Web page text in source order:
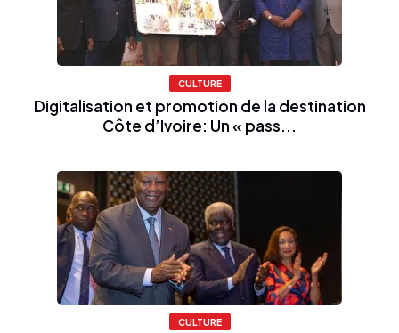
CULTURE
Digitalisation et promotion de la destination
Côte d’Ivoire: Un « pass...
CULTURE